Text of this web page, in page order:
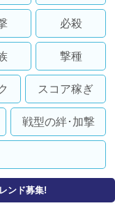
必殺
撃種
スコア稼ぎ
戦型の絆･加撃
ンド募集!